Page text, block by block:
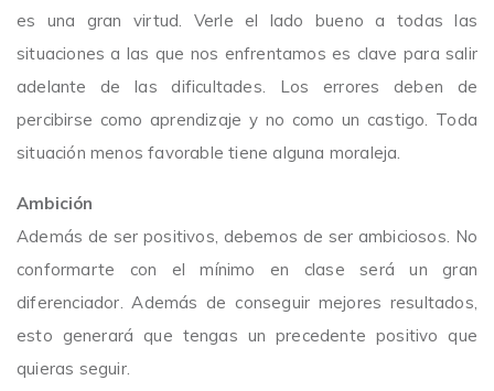
es una gran virtud. Verle el lado bueno a todas las
situaciones a las que nos enfrentamos es clave para salir
adelante de las dificultades. Los errores deben de
percibirse como aprendizaje y no como un castigo. Toda
situación menos favorable tiene alguna moraleja.
Ambición
Además de ser positivos, debemos de ser ambiciosos. No
conformarte con el mínimo en clase será un gran
diferenciador. Además de conseguir mejores resultados,
esto generará que tengas un precedente positivo que
quieras seguir.